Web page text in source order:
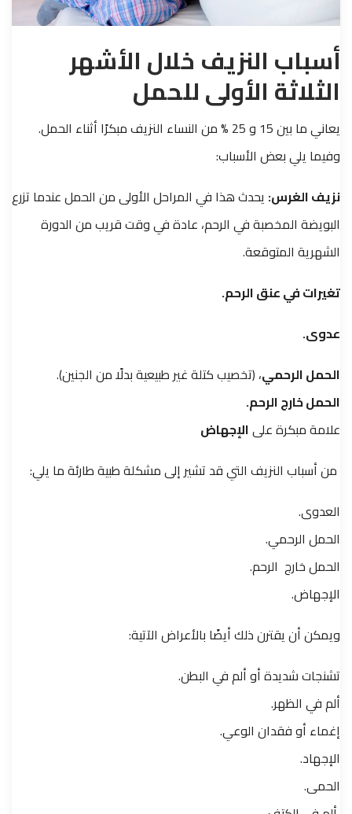
أسباب النزيف خلال الأشهر
الثلاثة الأولى للحمل
يعاني ما بين 15 و 25 % من النساء النزيف مبكرًا أثناء الحمل.
وفيما يلي بعض الأسباب:
نزيف الغرس: يحدث هذا في المراحل الأولى من الحمل عندما تزرع
البويضة المخصبة في الرحم، عادة في وقت قريب من الدورة
الشهرية المتوقعة.
تغيرات في عنق الرحم.
عدوى.
الحمل الرحمي، (تخصيب كتلة غير طبيعية بدلًا من الجنين).
الحمل خارج الرحم.
علامة مبكرة علىالإجهاض
من أسباب النزيف التي قد تشير إلى مشكلة طبية طارئة ما يلي:
العدوى.
الحمل الرحمي.
الحمل خارج الرحم.
الإجهاض.
ويمكن أن يقترن ذلك أيضًا بالأعراض الآتية:
تشنجات شديدة أو ألم في البطن.
ألم في الظهر.
إغماء أو فقدان الوعي.
الإجهاد.
الحمى.